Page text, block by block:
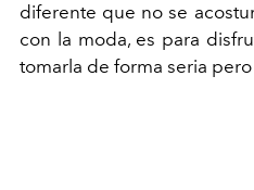
diferente que no se
con la moda, es para
tomarla de forma seria